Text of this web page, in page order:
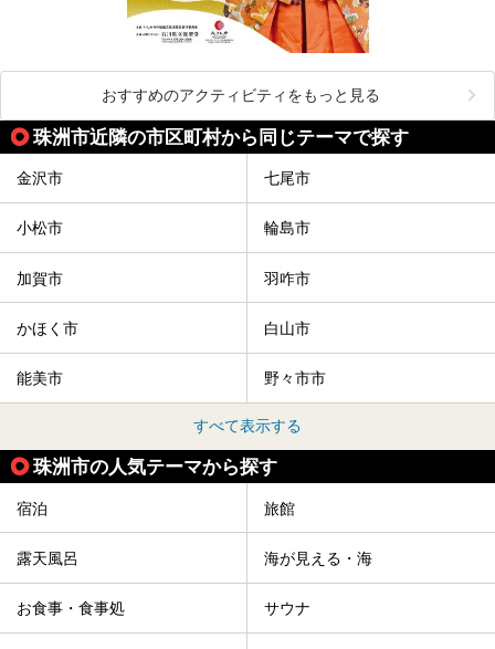
おすすめのアクティビティをもっと見る
珠洲市近隣の市区町村から同じテーマで探す
金沢市 七尾市
小松市 輪島市
加賀市 羽咋市
かほく市 白山市
能美市 野々市市
すべて表示する
珠洲市の人気テーマから探す
宿泊 旅館
露天風呂 海が見える・海
お食事・食事処 サウナ